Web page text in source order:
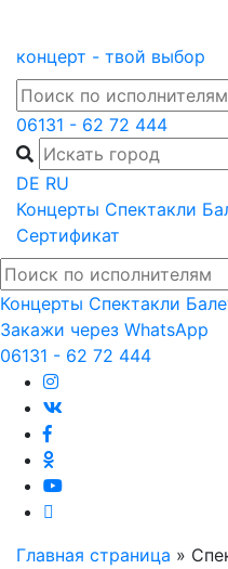
content
концерт - твой выбор
06131 - 62 72 444
DE RU
Концерты Спектакли
Сертификат
Концерты Спектакли
Закажи через WhatsApp
06131 - 62 72 444
Главная страница »